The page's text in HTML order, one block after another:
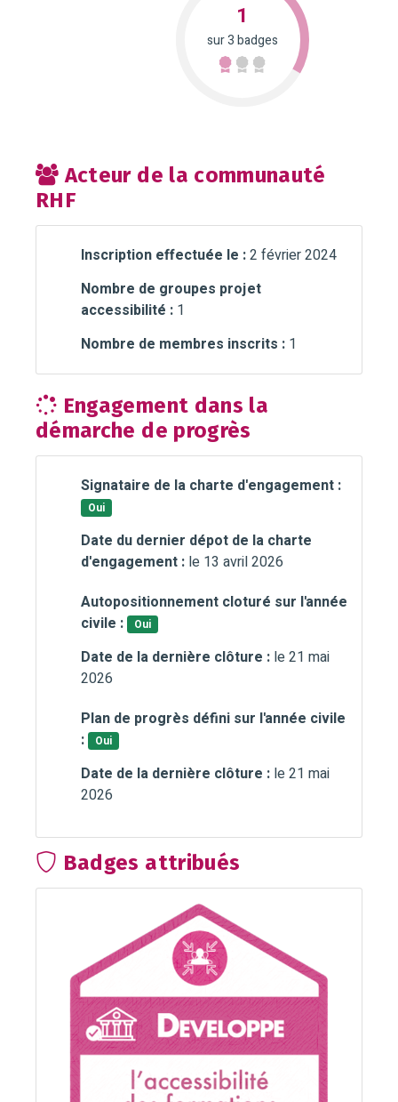
1
sur 3 badges
Acteur de la communauté
RHF
Inscription effectuée le :2 février 2024
Nombre de groupes projet
accessibilité : 1
Nombre de membres inscrits : 1
Engagement dans la
démarche de progrès
Signataire de la charte d'engagement :
Oui
Date du dernier dépot de la charte
d'engagement : le 13 avril 2026
Autopositionnement cloturé sur l'année
civile :
Oui
Date de la dernière clôture : le 21 mai
2026
Plan de progrès défini sur l'année civile
:
Oui
Date de la dernière clôture : le 21 mai
2026
Badges attribués